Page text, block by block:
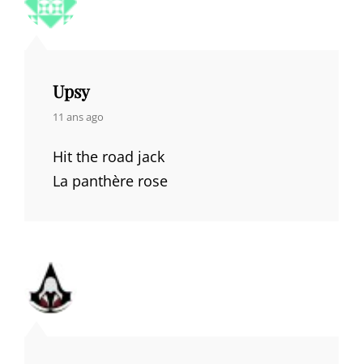
Upsy
says:
11 ans ago
Hit the road jack
La panthère rose